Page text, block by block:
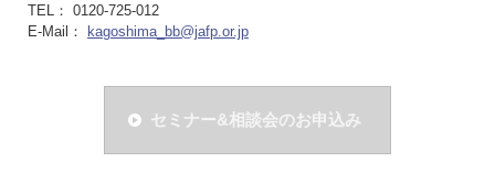
TEL： 0120-725-012
E-Mail：
kagoshima_bb@jafp.or.jp
セミナー&相談会のお申込み